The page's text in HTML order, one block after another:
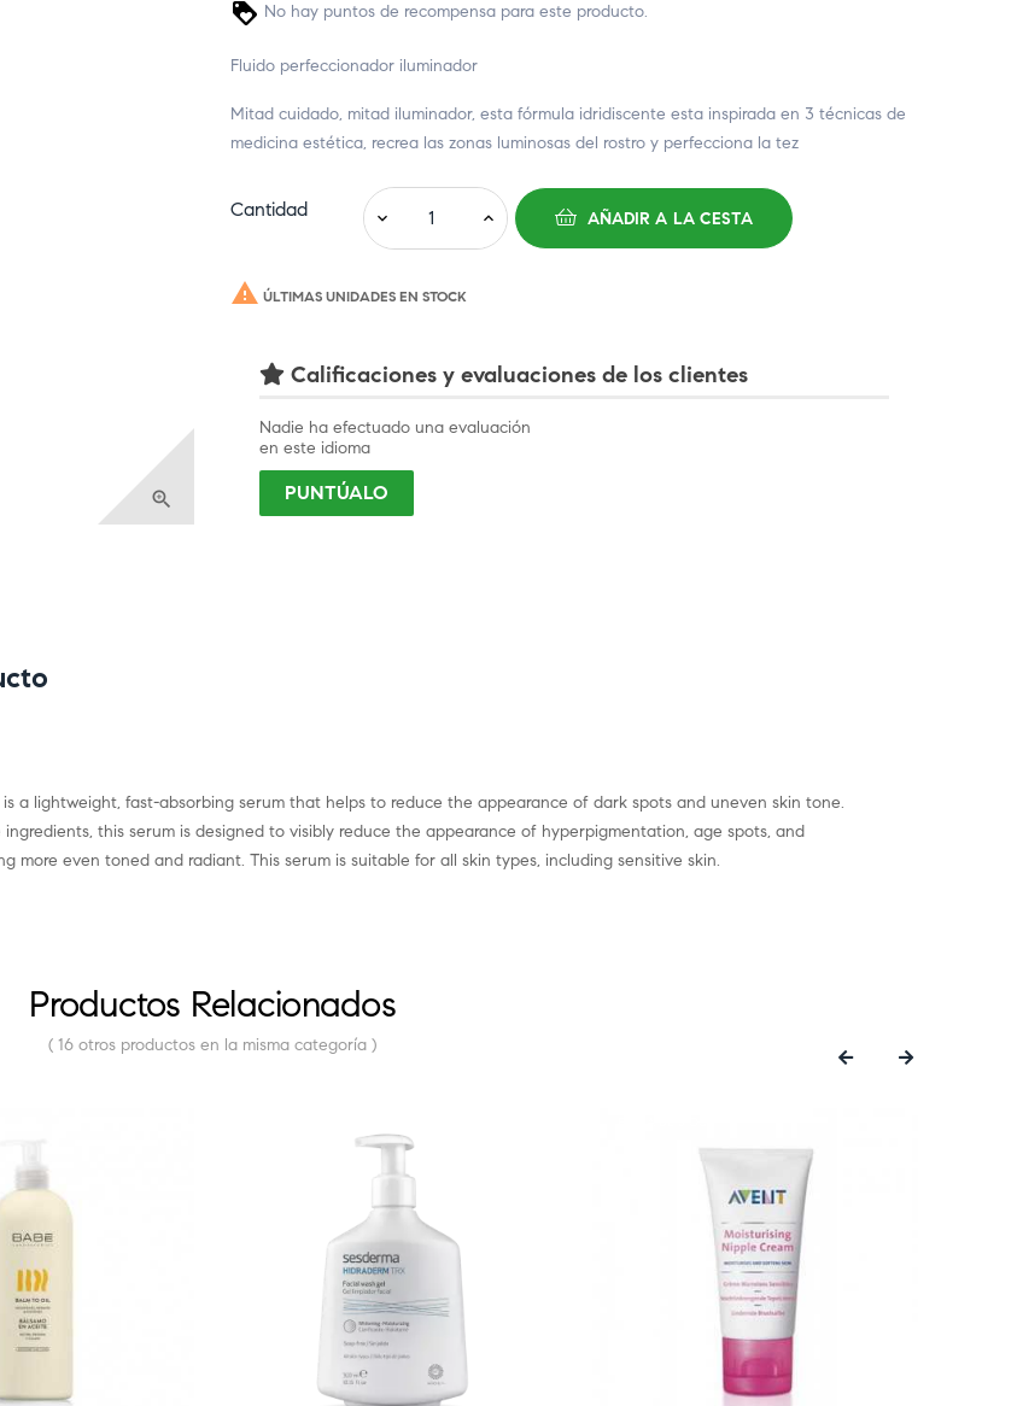

No hay puntos de recompensa para este producto.
Fluido perfeccionador iluminador
Mitad cuidado, mitad iluminador, esta fórmula idridiscente esta inspirada en 3 técnicas de
medicina estética, recrea las zonas luminosas del rostro y perfecciona la tez
Cantidad AÑADIR A LA CESTA
 ÚLTIMAS UNIDADES EN STOCK
Calificaciones y evaluaciones de los clientes
Nadie ha efectuado una evaluación
en este idioma
PUNTÚALO
is a lightweight, fast-absorbing serum that helps to reduce the appearance of dark spots and uneven skin tone.
this serum is designed to visibly reduce the appearance of hyperpigmentation, age spots, and
more even toned and radiant. This serum is suitable for all skin types, including sensitive skin.
Productos Relacionados
( 16 otros productos en la misma categoría )